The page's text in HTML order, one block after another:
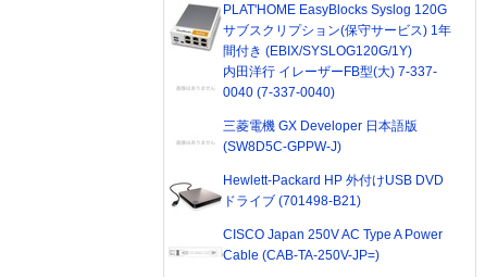
PLAT'HOME EasyBlocks Syslog 120G
サブスクリプション(保守サービス) 1年
間付き (EBIX/SYSLOG120G/1Y)
内田洋行 イレーザーFB型(大) 7-337-
0040 (7-337-0040)
三菱電機 GX Developer 日本語版
(SW8D5C-GPPW-J)
Hewlett-Packard HP 外付けUSB DVD
ドライブ (701498-B21)
CISCO Japan 250V AC Type A Power
Cable (CAB-TA-250V-JP=)